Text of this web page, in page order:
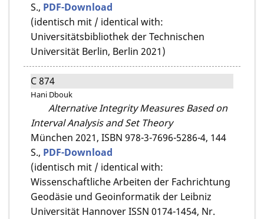
S., PDF-Download
(identisch mit / identical with:
Universitätsbibliothek der Technischen
Universität Berlin, Berlin 2021)
C 874
Hani Dbouk
Alternative Integrity Measures Based on
Interval Analysis and Set Theory
München 2021, ISBN 978-3-7696-5286-4, 144
S., PDF-Download
(identisch mit / identical with:
Wissenschaftliche Arbeiten der Fachrichtung
Geodäsie und Geoinformatik der Leibniz
Universität Hannover ISSN 0174-1454, Nr.